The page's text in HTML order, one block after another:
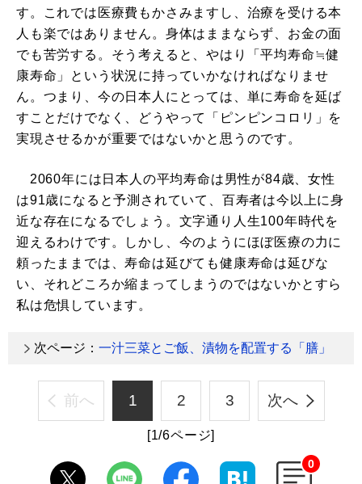
す。これでは医療費もかさみますし、治療を受ける本
人も楽ではありません。身体はままならず、お金の面
でも苦労する。そう考えると、やはり「平均寿命≒健
康寿命」という状況に持っていかなければなりませ
ん。つまり、今の日本人にとっては、単に寿命を延ば
すことだけでなく、どうやって「ピンピンコロリ」を
実現させるかが重要ではないかと思うのです。
2060年には日本人の平均寿命は男性が84歳、女性
は91歳になると予測されていて、百寿者は今以上に身
近な存在になるでしょう。文字通り人生100年時代を
迎えるわけです。しかし、今のようにほぼ医療の力に
頼ったままでは、寿命は延びても健康寿命は延びな
い、それどころか縮まってしまうのではないかとすら
私は危惧しています。
次ページ： 一汁三菜とご飯、漬物を配置する「膳」
前へ 1 2 3 次へ
[1/6ページ]
0